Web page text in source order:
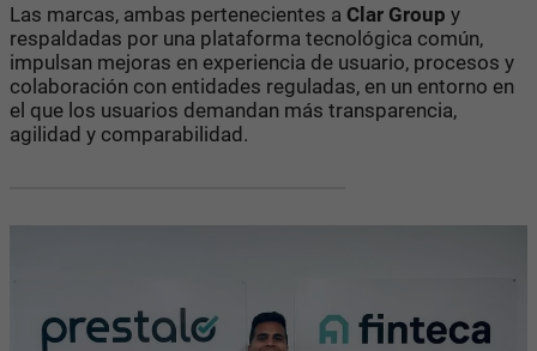
Las marcas, ambas pertenecientes a Clar Group y
respaldadas por una plataforma tecnológica común,
impulsan mejoras en experiencia de usuario, procesos y
colaboración con entidades reguladas, en un entorno en
el que los usuarios demandan más transparencia,
agilidad y comparabilidad.